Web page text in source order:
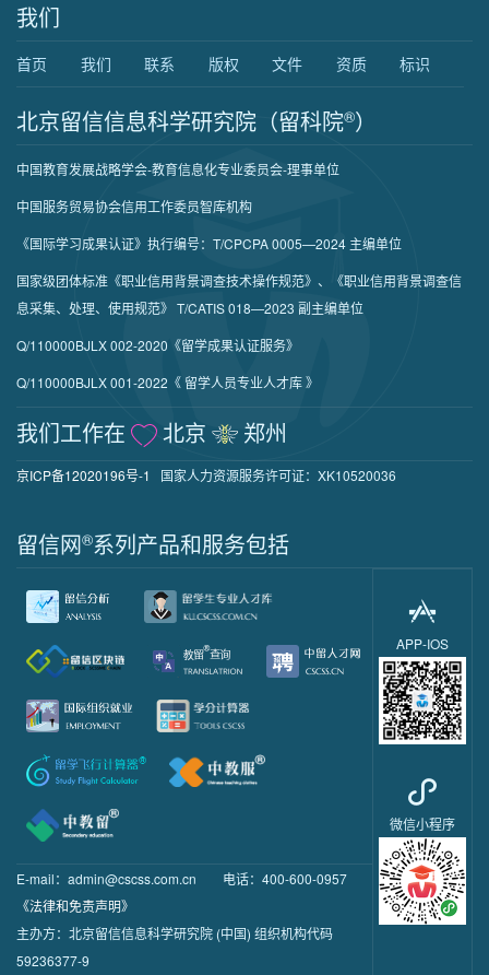
我们
首页 我们 联系 版权 文件 资质 标识
北京留信信息科学研究院（留科院®）
中国教育发展战略学会-教育信息化专业委员会-理事单位
中国服务贸易协会信用工作委员智库机构
《国际学习成果认证》执行编号：T/CPCPA 0005—2024 主编单位
国家级团体标准《职业信用背景调查技术操作规范》、《职业信用背景调查信
息采集、处理、使用规范》 T/CATIS 018—2023 副主编单位
Q/110000BJLX 002-2020《留学成果认证服务》
Q/110000BJLX 001-2022《 留学人员专业人才库 》
我们工作在 北京 郑州
京ICP备12020196号-1 国家人力资源服务许可证：XK10520036
留信网®系列产品和服务包括
E-mail：admin@cscss.com.cn
电话：400-600-0957
《法律和免责声明》
主办方：北京留信信息科学研究院 (中国) 组织机构代码
59236377-9
APP-IOS
微信小程序